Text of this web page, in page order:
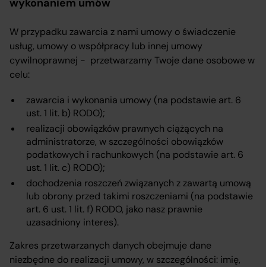
wykonaniem umów
W przypadku zawarcia z nami umowy o świadczenie
usług, umowy o współpracy lub innej umowy
cywilnoprawnej - przetwarzamy Twoje dane osobowe w
celu:
zawarcia i wykonania umowy (na podstawie art. 6
ust. 1 lit. b) RODO);
realizacji obowiązków prawnych ciążących na
administratorze, w szczególności obowiązków
podatkowych i rachunkowych (na podstawie art. 6
ust. 1 lit. c) RODO);
dochodzenia roszczeń związanych z zawartą umową
lub obrony przed takimi roszczeniami (na podstawie
art. 6 ust. 1 lit. f) RODO, jako nasz prawnie
uzasadniony interes).
Zakres przetwarzanych danych obejmuje dane
niezbędne do realizacji umowy, w szczególności: imię,